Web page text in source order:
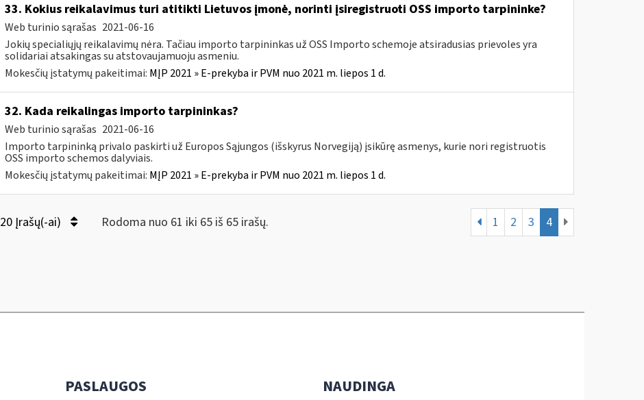
33. Kokius reikalavimus turi atitikti Lietuvos įmonė, norinti įsiregistruoti OSS importo tarpininke?
Web turinio sąrašas 2021-06-16
Jokių specialiųjų reikalavimų nėra. Tačiau importo tarpininkas už OSS Importo schemoje atsiradusias prievoles yra
solidariai atsakingas su atstovaujamuoju asmeniu.
Mokesčių įstatymų pakeitimai: MĮP 2021 » E-prekyba ir PVM nuo 2021 m. liepos 1 d.
32. Kada reikalingas importo tarpininkas?
Web turinio sąrašas 2021-06-16
Importo tarpininką privalo paskirti už Europos Sąjungos (išskyrus Norvegiją) įsikūrę asmenys, kurie nori registruotis
OSS importo schemos dalyviais.
Mokesčių įstatymų pakeitimai: MĮP 2021 » E-prekyba ir PVM nuo 2021 m. liepos 1 d.
20 Įrašų(-ai) Rodoma nuo 61 iki 65 iš 65 irašų. 1 2 3 4
PASLAUGOS NAUDINGA